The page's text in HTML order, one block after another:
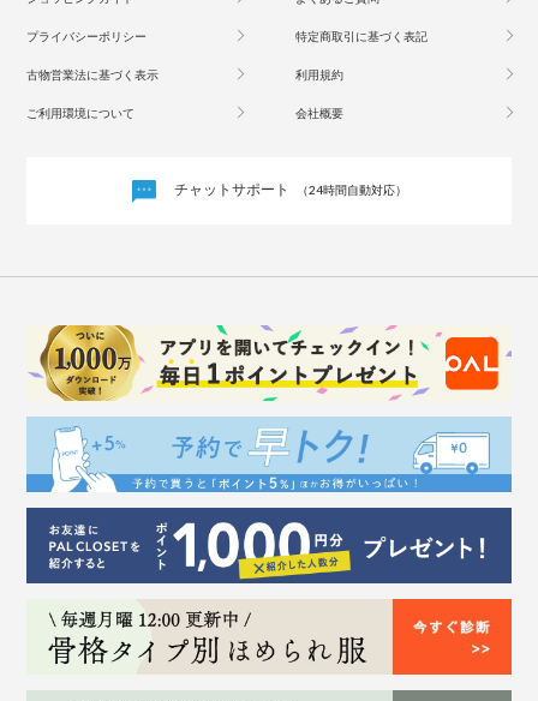
プライバシーポリシー 特定商取引に基づく表記
古物営業法に基づく表示 利用規約
ご利用環境について 会社概要
チャットサポート （24時間自動対応）